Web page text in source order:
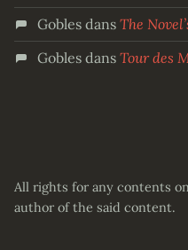
Goblesdans The
Goblesdans Tour des
All rights for any contents
author of the said content.